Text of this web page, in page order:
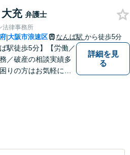
す。一緒に解決への
えてまいります。
充 弁護士
法律事務所
|大阪市浪速区 なんば駅 から徒歩5分
ば駅徒歩5分】【労働／
／破産の相談実績多
りの方はお気軽にご
詳細を見
る